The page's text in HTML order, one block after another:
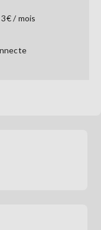
/ mois